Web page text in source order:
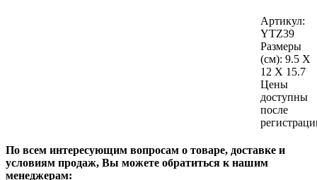
Артикул:
YTZ39
Размеры
(см): 9.5 X
12 X 15.7
Цены
доступны
после
По всем интересующим вопросам о товаре, доставке и
условиям продаж, Вы можете обратиться к нашим
менеджерам: